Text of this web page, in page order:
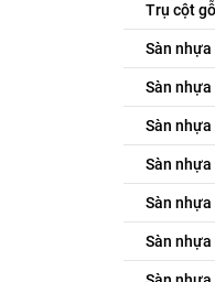
Trụ cột
Sàn nhựa
Sàn nhựa
Sàn
Sàn nhựa
Sàn nhựa
Sàn